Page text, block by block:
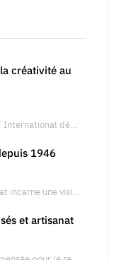
créativité au
1946
et artisanat